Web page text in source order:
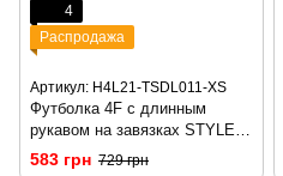
4
Распродажа
Артикул: H4L21-TSDL011-XS
Футболка 4F с длинным
рукавом на завязках STYLE
цвет: темно синий
583 грн 729 грн